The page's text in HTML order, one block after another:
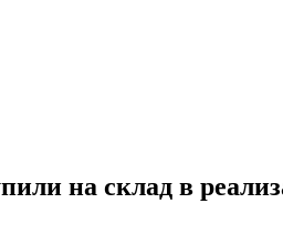
на склад в